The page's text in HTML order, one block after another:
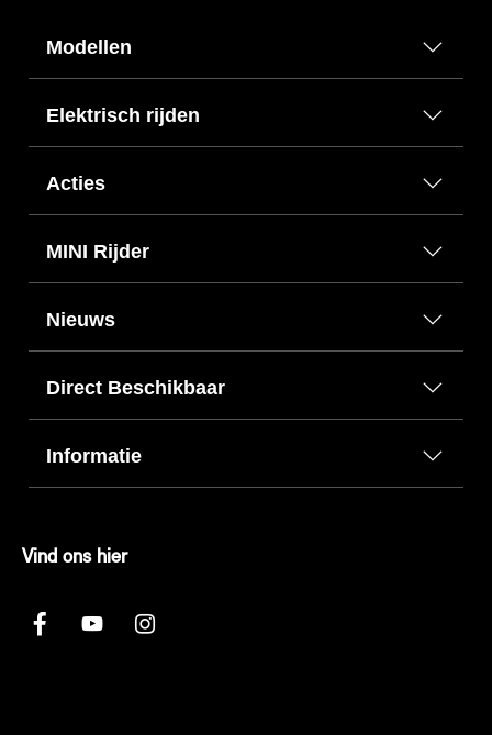
Modellen
Elektrisch rijden
Acties
MINI Rijder
Nieuws
Direct Beschikbaar
Informatie
Vind ons hier